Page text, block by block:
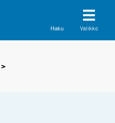
Haku Valikko
>